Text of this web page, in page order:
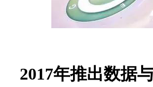
2017年推出数据